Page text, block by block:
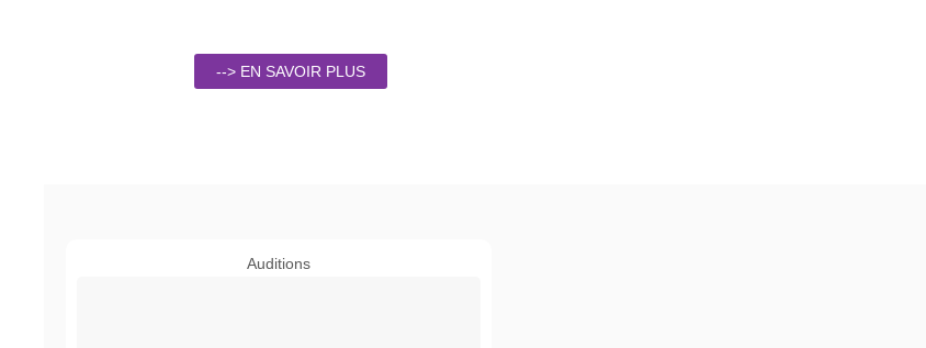
--> EN SAVOIR PLUS
Auditions